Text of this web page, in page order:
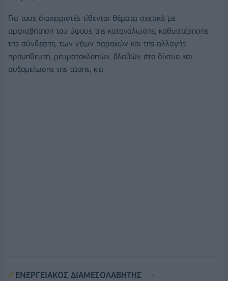
Για τους διαχειριστές τίθενται θέματα σχετικά με
αμφισβήτηση του ύψους της καταναλωσης, καθυστέρησης
της σύνδεσης, των νέων παροχών και της αλλαγής
προμηθευτή, ρευματοκλοπών, βλαβών στο δίκτυο και
αυξομείωσης της τάσης, κ.α.
ΕΝΕΡΓΕΙΑΚΟΣ ΔΙΑΜΕΣΟΛΑΒΗΤΗΣ